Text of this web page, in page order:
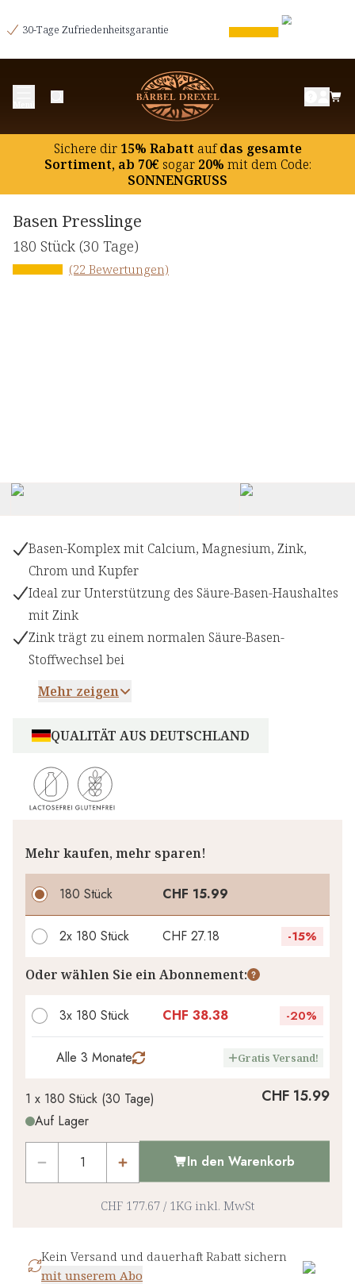
30-Tage Zufriedenheitsgarantie
Sichere dir15% Rabatt aufdas gesamte
Sortiment, ab 70€ sogar20% mit dem Code:
SONNENGRUSS
Basen Presslinge
180 Stück (30 Tage)
(22 Bewertungen)
Basen-Komplex mit Calcium, Magnesium, Zink,
Chrom und Kupfer
Ideal zur Unterstützung des Säure-Basen-Haushaltes
mit Zink
Zink trägt zu einem normalen Säure-Basen-
Stoffwechsel bei
Mehr zeigen
QUALITÄT AUS DEUTSCHLAND
Mehr kaufen, mehr sparen!
180 Stück CHF 15.99
2x 180 Stück CHF 27.18 -15%
Ihr persönlicher Rabatt
1 CHF 0.00
Oder wählen Sie ein Abonnement:
3x 180 Stück CHF 38.38 -20%
Alle 3 Monate Gratis Versand!
1 x 180 Stück (30 Tage)
Auf Lager
CHF 15.99
In den Warenkorb
CHF 177.67 / 1KG inkl. MwSt
Kein Versand und dauerhaft Rabatt sichern
mit unserem Abo